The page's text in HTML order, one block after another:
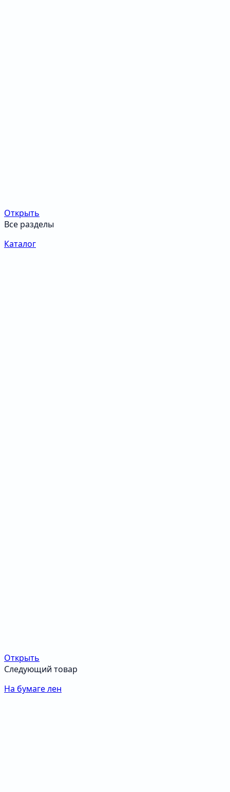
Открыть
Все разделы
Каталог
Открыть
Следующий товар
На бумаге лен